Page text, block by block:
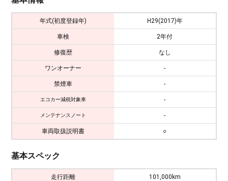
年式(初度登録年) H29(2017)年
車検 2年付
修復歴 なし
ワンオーナー -
禁煙車 -
エコカー減税対象車 -
メンテナンスノート -
車両取扱説明書 ○
基本スペック
走行距離 101,000km